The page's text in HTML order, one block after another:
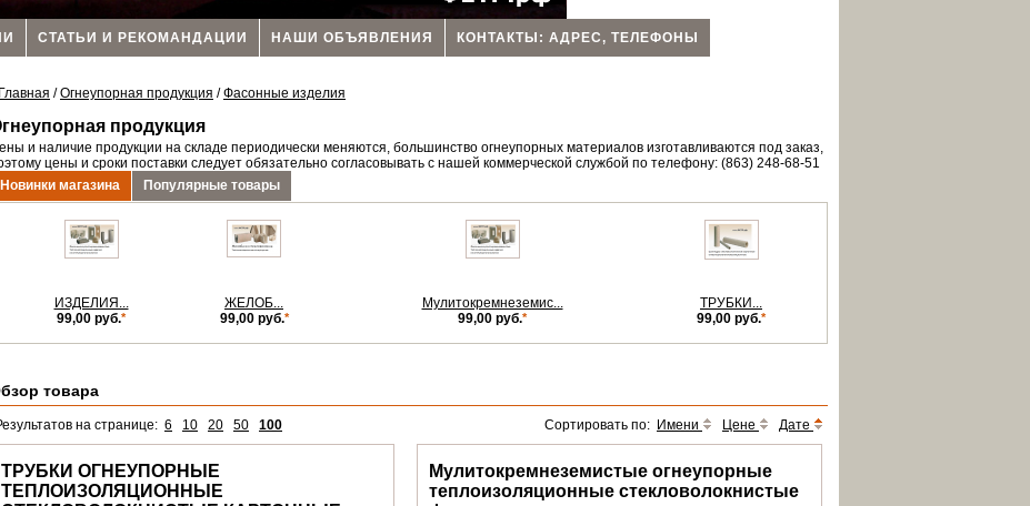
СТАТЬИ И РЕКОМАНДАЦИИ НАШИ ОБЪЯВЛЕНИЯ КОНТАКТЫ: АДРЕС, ТЕЛЕФОНЫ
Главная /Огнеупорная продукция /Фасонные изделия
продукция
и наличие продукции на складе периодически меняются, большинство огнеупорных материалов изготавливаются под заказ,
цены и сроки поставки следует обязательно согласовывать с нашей коммерческой службой по телефону: (863) 248-68-51
Новинки магазина
Популярные товары
ИЗДЕЛИЯ...
99,00 руб.*
ЖЕЛОБ...
99,00 руб.*
Мулитокремнеземис...
99,00 руб.*
ТРУБКИ...
99,00 руб.*
товара
на странице: 6 10 20 50 100 Сортировать по: Имени Цене Дате
ТРУБКИ ОГНЕУПОРНЫЕ
ТЕПЛОИЗОЛЯЦИОННЫЕ
Мулитокремнеземистые огнеупорные
теплоизоляционные стекловолокнистые